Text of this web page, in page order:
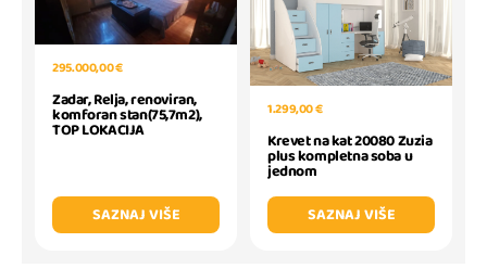
295.000,00 €
Zadar, Relja, renoviran,
komforan stan(75,7m2),
TOP LOKACIJA
SAZNAJ VIŠE
1.299,00 €
Krevet na kat 20080 Zuzia
plus kompletna soba u
jednom
SAZNAJ VIŠE